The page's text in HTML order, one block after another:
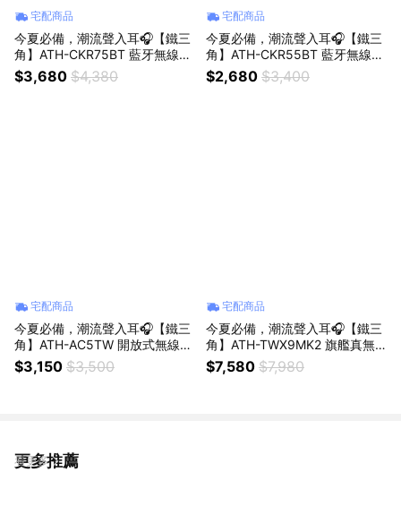
宅配商品
今夏必備，潮流聲入耳🎧【鐵三
角】ATH-CKR75BT 藍牙無線耳
機
$3,680 $4,380
宅配商品
今夏必備，潮流聲入耳🎧【鐵三
角】ATH-CKR55BT 藍牙無線耳
機
$2,680 $3,400
宅配商品
今夏必備，潮流聲入耳🎧【鐵三
角】ATH-AC5TW 開放式無線耳
掛式耳機 (黑色/白色)
$3,150 $3,500
宅配商品
今夏必備，潮流聲入耳🎧【鐵三
角】ATH-TWX9MK2 旗艦真無
線耳機 (首批贈送 鐵三角×廣富
號 限量聯名托特包)共兩色
$7,580 $7,980
更多推薦
看更多